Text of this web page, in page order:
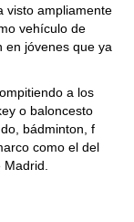
visto ampliamente
vehículo de
en jóvenes que ya
a los
o baloncesto
bádminton, f
como el del